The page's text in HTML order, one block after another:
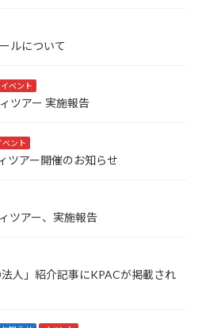
ルについて
イベント
ツアー 実施報告
ベント
ツアー開催のお知らせ
ツアー、実施報告
人」紹介記事にKPACが掲載され